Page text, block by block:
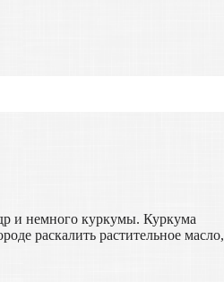
и немного куркумы. Куркума
раскалить растительное масло,